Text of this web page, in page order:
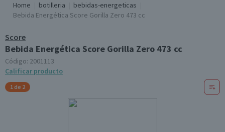
Home botilleria
bebidas-energeticas
Bebida Energética Score Gorilla Zero 473 cc
Score
Bebida Energética Score Gorilla Zero 473 cc
Código: 2001113
Calificar producto
1 de 2